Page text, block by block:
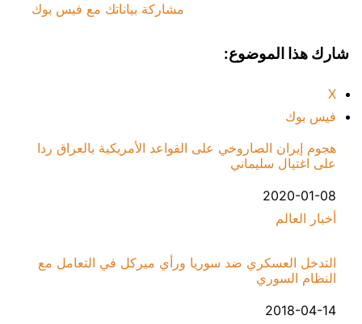
مشاركة بياناتك مع فيس بوك
شارك هذا الموضوع:
X
فيس بوك
هجوم إيران الصاروخي على القواعد الأمريكية بالعراق ردا
على اغتيال سليماني
التاريخ
2020-01-08
في ما يتعلق بما يأتي
أخبار العالم
التدخل العسكري ضد سوريا ورأي ميركل في التعامل مع
النظام السوري
التاريخ
2018-04-14